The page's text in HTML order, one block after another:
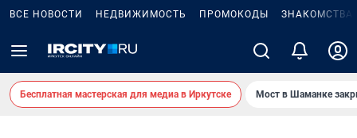
ВСЕ НОВОСТИ НЕДВИЖИМОСТЬ ПРОМОКОДЫ ЗНАКОМСТВА
Бесплатная мастерская для медиа в Иркутске Мост в Шаманке